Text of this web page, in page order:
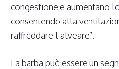
congestione e aumentano
consentendo alla
raffreddare l’alveare”.
La barba può essere un